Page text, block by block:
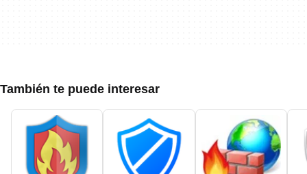
También te puede interesar